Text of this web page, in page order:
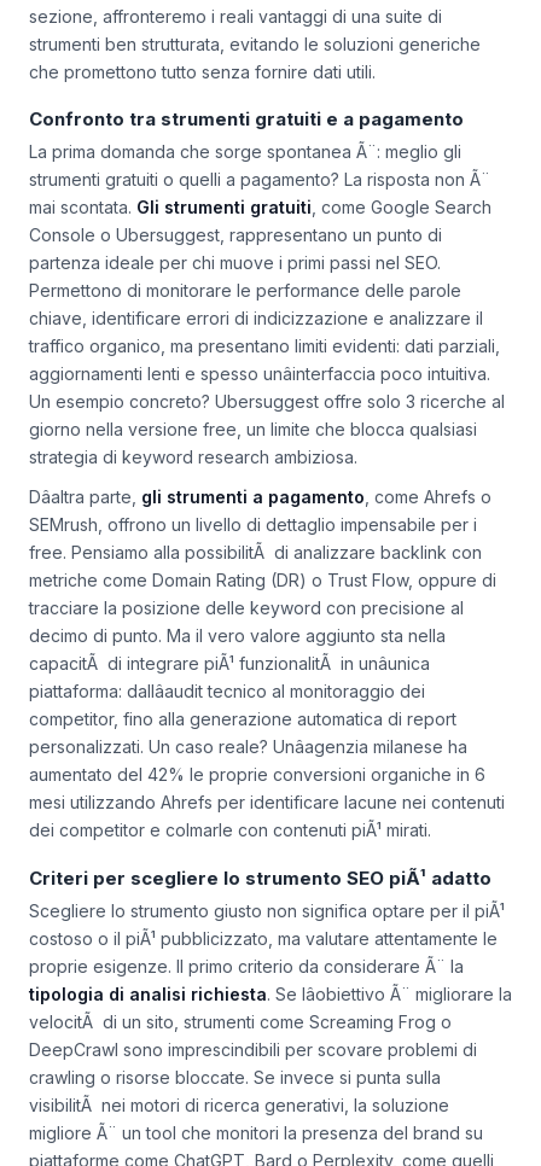
sezione, affronteremo i reali vantaggi di una suite di
strumenti ben strutturata, evitando le soluzioni generiche
che promettono tutto senza fornire dati utili.
Confronto tra strumenti gratuiti e a pagamento
La prima domanda che sorge spontanea Ã¨: meglio gli
strumenti gratuiti o quelli a pagamento? La risposta non Ã¨
mai scontata. Gli strumenti gratuiti , come Google Search
Console o Ubersuggest, rappresentano un punto di
partenza ideale per chi muove i primi passi nel SEO.
Permettono di monitorare le performance delle parole
chiave, identificare errori di indicizzazione e analizzare il
traffico organico, ma presentano limiti evidenti: dati parziali,
aggiornamenti lenti e spesso unâinterfaccia poco intuitiva.
Un esempio concreto? Ubersuggest offre solo 3 ricerche al
giorno nella versione free, un limite che blocca qualsiasi
strategia di keyword research ambiziosa.
Dâaltra parte, gli strumenti a pagamento, come Ahrefs o
SEMrush, offrono un livello di dettaglio impensabile per i
free. Pensiamo alla possibilitÃ di analizzare backlink con
metriche come Domain Rating (DR) o Trust Flow, oppure di
tracciare la posizione delle keyword con precisione al
decimo di punto. Ma il vero valore aggiunto sta nella
capacitÃ di integrare piÃ¹ funzionalitÃ in unâunica
piattaforma: dallâaudit tecnico al monitoraggio dei
competitor, fino alla generazione automatica di report
personalizzati. Un caso reale? Unâagenzia milanese ha
aumentato del 42% le proprie conversioni organiche in 6
mesi utilizzando Ahrefs per identificare lacune nei contenuti
dei competitor e colmarle con contenuti piÃ¹ mirati.
Criteri per scegliere lo strumento SEO piÃ¹ adatto
Scegliere lo strumento giusto non significa optare per il piÃ¹
costoso o il piÃ¹ pubblicizzato, ma valutare attentamente le
proprie esigenze. Il primo criterio da considerare Ã¨ la
tipologia di analisi richiesta. Se lâobiettivo Ã¨ migliorare la
velocitÃ di un sito, strumenti come Screaming Frog o
DeepCrawl sono imprescindibili per scovare problemi di
crawling o risorse bloccate. Se invece si punta sulla
visibilitÃ nei motori di ricerca generativi, la soluzione
migliore Ã¨ un tool che monitori la presenza del brand su
piattaforme come ChatGPT, Bard o Perplexity, come quelli